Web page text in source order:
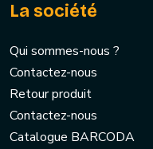
La société
Qui sommes-nous ?
Contactez-nous
Retour produit
Contactez-nous
Catalogue BARCODA